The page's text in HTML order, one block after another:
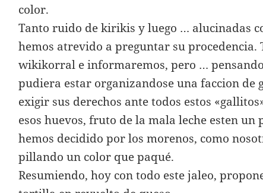
color.
Tanto ruido de kirikis y luego … alucinadas
hemos atrevido a preguntar su procedencia.
wikikorral e informaremos, pero …
pudiera estar organizandose una faccion de
exigir sus derechos ante todos estos
esos huevos, fruto de la mala leche esten un
hemos decidido por los morenos, como
pillando un color que paqué.
Resumiendo, hoy con todo este jaleo,